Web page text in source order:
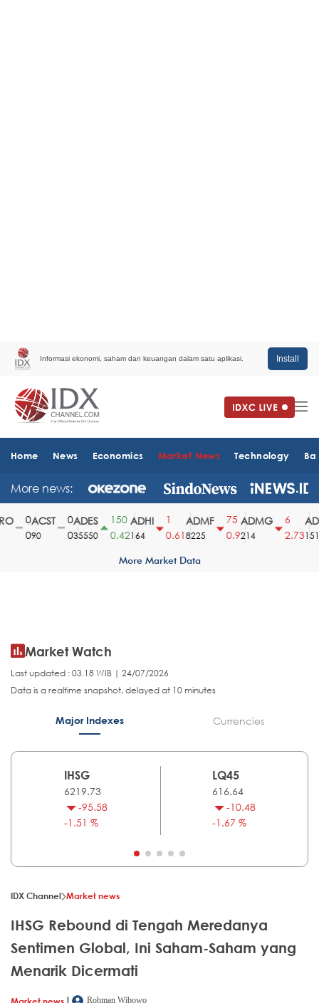
Informasi ekonomi, saham dan keuangan dalam satu aplikasi. Install
Home News Economics Market News Technology
More news:
ACST
90
ADES
35550
150
0.42
ADHI
164
0.61
ADMF
8225
75
0.9
ADMG
214
2.731510
More Market Data
Market Watch
Last updated : 03.18 WIB | 24/07/2026
Data is a realtime snapshot, delayed at 10 minutes
Major Indexes Currencies
IHSG
6219.73
-95.58
-1.51 %
LQ45
616.64
-10.48
-1.67 %
IDX Channel Market news
IHSG Rebound di Tengah Meredanya
Sentimen Global, Ini Saham-Saham yang
Menarik Dicermati
Market news
Rohman Wibowo